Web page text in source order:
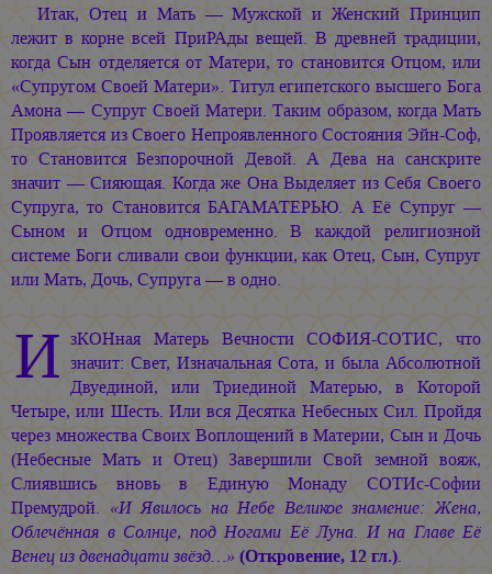
Итак, Отец и Мать — Мужской и Женский Принцип
лежит в корне всей ПриРАды вещей. В древней традиции,
когда Сын отделяется от Матери, то становится Отцом, или
«Супругом Своей Матери». Титул египетского высшего Бога
Амона — Супруг Своей Матери. Таким образом, когда Мать
Проявляется из Своего Непроявленного Состояния Эйн-Соф,
то Становится Безпорочной Девой. А Дева на санскрите
значит — Сияющая. Когда же Она Выделяет из Себя Своего
Супруга, то Становится БАГАМАТЕРЬЮ. А Её Супруг —
Сыном и Отцом одновременно. В каждой религиозной
системе Боги сливали свои функции, как Отец, Сын, Супруг
или Мать, Дочь, Супруга — в одно.
И зКОНная Матерь ВечностиСОФИЯ-СОТИС, что
значит: Свет, Изначальная Сота, и была Абсолютной
Двуединой, или Триединой Матерью, в Которой
Четыре, или Шесть. Или вся Десятка Небесных Сил. Пройдя
через множества Своих Воплощений в Материи, Сын и Дочь
(Небесные Мать и Отец) Завершили Свой земной вояж,
Слиявшись вновь в Единую Монаду СОТИс-Софии
Премудрой. «И Явилось на Небе Великое знамение: Жена,
Облечённая в Солнце, под Ногами Её Луна. И на Главе Её
Венец из двенадцати звёзд…» (Откровение, 12 гл.).